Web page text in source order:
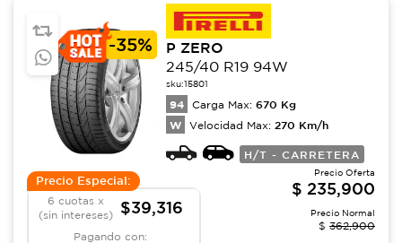
-35%
P ZERO
245/40 R19 94W
sku:15801
94 Carga Max: 670 Kg
W Velocidad Max: 270 Km/h
H/T - CARRETERA
Precio Especial:
6 cuotas x
(sin intereses)
$39,316
Pagando con:
Precio Oferta
$ 235,900
Precio Normal
$ 362,900